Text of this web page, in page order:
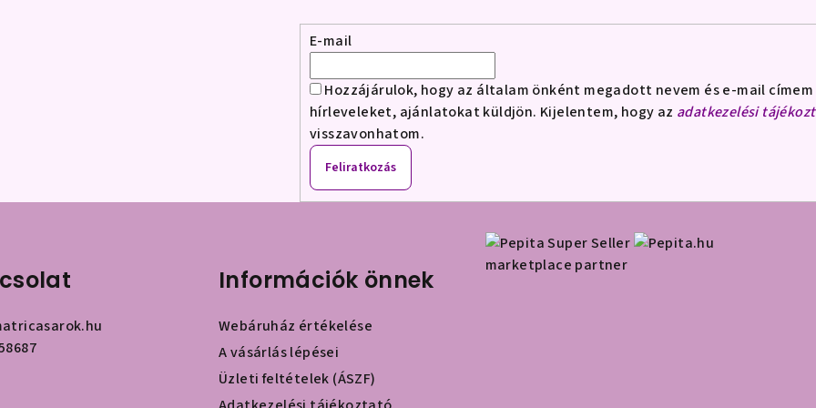
E-mail
Hozzájárulok, hogy az általam önként megadott nevem és e-mail
hírleveleket, ajánlatokat küldjön. Kijelentem, hogy az adatkezelési
visszavonhatom.
Feliratkozás
Információk önnek
Webáruház értékelése
A vásárlás lépései
Üzleti feltételek (ÁSZF)
marketplace partner